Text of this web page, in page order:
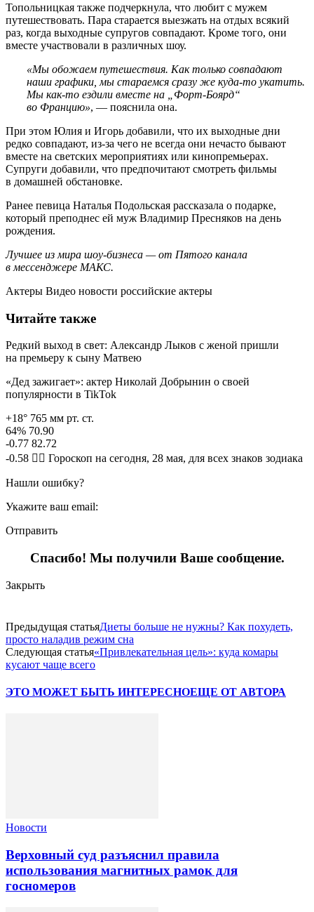
Топольницкая также подчеркнула, что любит с мужем
путешествовать. Пара старается выезжать на отдых всякий
раз, когда выходные супругов совпадают. Кроме того, они
вместе участвовали в различных шоу.
«Мы обожаем путешествия. Как только совпадают
наши графики, мы стараемся сразу же куда-то укатить.
Мы как-то ездили вместе на „Форт-Боярд“
во Францию», — пояснила она.
При этом Юлия и Игорь добавили, что их выходные дни
редко совпадают, из-за чего не всегда они нечасто бывают
вместе на светских мероприятиях или кинопремьерах.
Супруги добавили, что предпочитают смотреть фильмы
в домашней обстановке.
Ранее певица Наталья Подольская рассказала о подарке,
который преподнес ей муж Владимир Пресняков на день
рождения.
Лучшее из мира шоу-бизнеса — от Пятого канала
в мессенджере МАКС.
Актеры Видео новости российские актеры
Читайте также
Редкий выход в свет: Александр Лыков с женой пришли
на премьеру к сыну Матвею
«Дед зажигает»: актер Николай Добрынин о своей
популярности в TikTok
+18° 765 мм рт. ст.
64% 70.90
-0.77 82.72
-0.58 🧙‍♀ Гороскоп на сегодня, 28 мая, для всех знаков зодиака
Нашли ошибку?
Укажите ваш email:
Отправить
Спасибо! Мы получили Ваше сообщение.
Закрыть
Предыдущая статьяДиеты больше не нужны? Как похудеть,
просто наладив режим сна
Следующая статья«Привлекательная цель»: куда комары
кусают чаще всего
ЭТО МОЖЕТ БЫТЬ ИНТЕРЕСНОЕЩЕ ОТ АВТОРА
Новости
Верховный суд разъяснил правила
использования магнитных рамок для
госномеров